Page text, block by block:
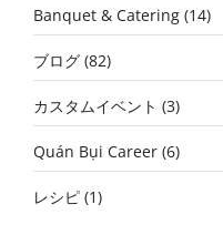
Banquet & Catering (14)
ブログ (82)
カスタムイベント (3)
Quán Bụi Career (6)
レシピ (1)